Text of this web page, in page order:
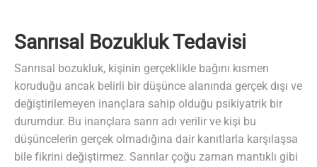
Sanrısal Bozukluk Tedavisi
Sanrısal bozukluk, kişinin gerçeklikle bağını kısmen
koruduğu ancak belirli bir düşünce alanında gerçek dışı ve
değiştirilemeyen inançlara sahip olduğu psikiyatrik bir
durumdur. Bu inançlara sanrı adı verilir ve kişi bu
düşüncelerin gerçek olmadığına dair kanıtlarla karşılaşsa
bile fikrini değiştirmez. Sanrılar çoğu zaman mantıklı gibi